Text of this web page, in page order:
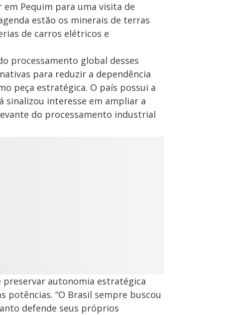
Pequim para uma visita de
estão os minerais de terras
de carros elétricos e
processamento global desses
para reduzir a dependência
peça estratégica. O país possui a
sinalizou interesse em ampliar a
do processamento industrial
preservar autonomia estratégica
potências. “O Brasil sempre buscou
defende seus próprios